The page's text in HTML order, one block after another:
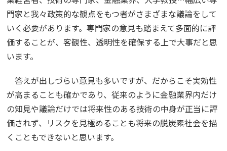
門家と我々政策的な観点をもつ者がさまざまな議論をして
いく必要があります。専門家の意見も踏まえて多面的に評
価することが、客観性、透明性を確保する上で大事だと思
います。
答えが出しづらい意見も多いですが、だからこそ実効性
が高まることも確かであり、従来のように金融業界内だけ
の知見や議論だけでは将来性のある技術の中身が正当に評
価されず、リスクを見極めることも将来の脱炭素社会を描
くこともできないと思います。